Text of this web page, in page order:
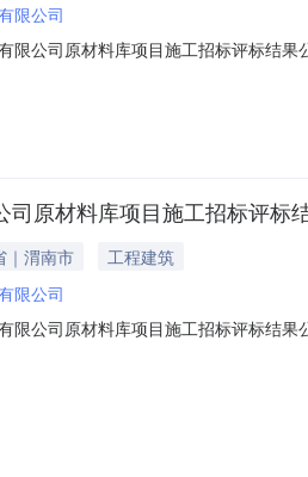
限公司
限公司原材料库项目施工招标评标结
日17时前向本工程招标人反映，过期
司原材料库项目施工招标评标
｜渭南市
工程建筑
限公司
限公司原材料库项目施工招标评标结
标结果予以公示。公示时间自2016年